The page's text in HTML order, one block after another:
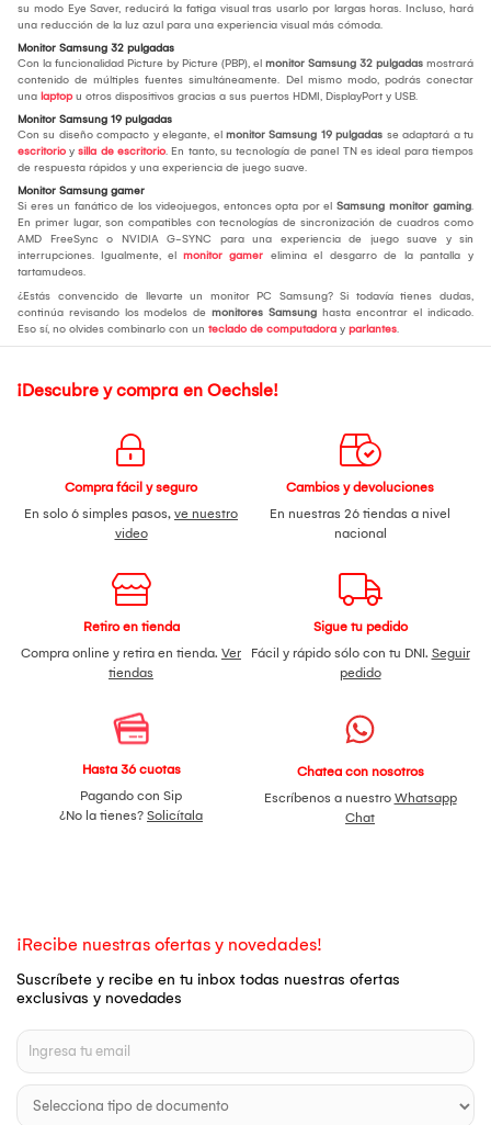
su modo Eye Saver, reducirá la fatiga visual tras usarlo por largas horas. Incluso, hará
una reducción de la luz azul para una experiencia visual más cómoda.
Monitor Samsung 32 pulgadas
Con la funcionalidad Picture by Picture (PBP), el monitor Samsung 32 pulgadas mostrará
contenido de múltiples fuentes simultáneamente. Del mismo modo, podrás conectar
una laptopu otros dispositivos gracias a sus puertos HDMI, DisplayPort y USB.
Monitor Samsung 19 pulgadas
Con su diseño compacto y elegante, el monitor Samsung 19 pulgadas se adaptará a tu
escritorio y silla de escritorio. En tanto, su tecnología de panel TN es ideal para tiempos
de respuesta rápidos y una experiencia de juego suave.
Monitor Samsung gamer
Si eres un fanático de los videojuegos, entonces opta por el Samsung monitor gaming.
En primer lugar, son compatibles con tecnologías de sincronización de cuadros como
AMD FreeSync o NVIDIA G-SYNC para una experiencia de juego suave y sin
interrupciones. Igualmente, el monitor gamer elimina el desgarro de la pantalla y
tartamudeos.
¿Estás convencido de llevarte un monitor PC Samsung? Si todavía tienes dudas,
continúa revisando los modelos de monitores Samsung hasta encontrar el indicado.
Eso sí, no olvides combinarlo con un teclado de computadora y parlantes.
¡Descubre y compra en Oechsle!
Compra fácil y seguro
En solo 6 simples pasos, ve nuestro
video
Cambios y devoluciones
En nuestras 26 tiendas a nivel
nacional
Retiro en tienda
Compra online y retira en tienda. Ver
tiendas
Sigue tu pedido
Fácil y rápido sólo con tu DNI. Seguir
pedido
Hasta 36 cuotas
Pagando con Sip
¿No la tienes? Solicítala
Chatea con nosotros
Escríbenos a nuestro Whatsapp
Chat
¡Recibe nuestras ofertas y novedades!
Suscríbete y recibe en tu inbox todas nuestras ofertas
exclusivas y novedades